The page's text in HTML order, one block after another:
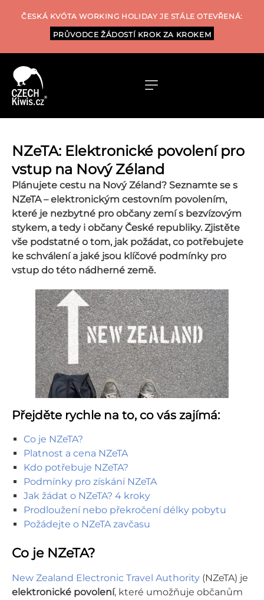
ČESKÁ KVÓTA WORKING HOLIDAY JE STÁLE OTEVŘENÁ:
PRŮVODCE ŽÁDOSTÍ KROK ZA KROKEM
NZeTA: Elektronické povolení pro
vstup na Nový Zéland
Plánujete cestu na Nový Zéland? Seznamte se s
NZeTA – elektronickým cestovním povolením,
které je nezbytné pro občany zemí s bezvízovým
stykem, a tedy i občany České republiky. Zjistěte
vše podstatné o tom, jak požádat, co potřebujete
ke schválení a jaké jsou klíčové podmínky pro
vstup do této nádherné země.
Přejděte rychle na to, co vás zajímá:
Co je NZeTA?
Platnost a cena NZeTA
Kdo potřebuje NZeTA?
Podmínky pro získání NZeTA
Jak žádat o NZeTA? 4 kroky
Prodloužení nebo překročení délky pobytu
Požádejte o NZeTA zavčasu
Co je NZeTA?
New Zealand Electronic Travel Authority (NZeTA) je
elektronické povolení, které umožňuje občanům